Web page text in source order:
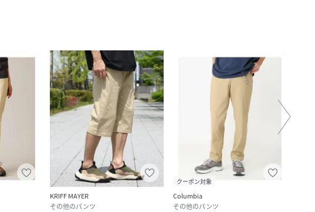
KRIFF MAYER
その他のパンツ
クーポン対象
Columbia
その他のパンツ